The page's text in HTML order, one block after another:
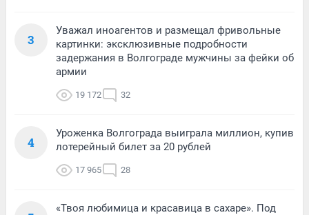
3
Уважал иноагентов и размещал фривольные
картинки: эксклюзивные подробности
задержания в Волгограде мужчины за фейки об
армии
19 172 32
4
Уроженка Волгограда выиграла миллион, купив
лотерейный билет за 20 рублей
17 965 28
«Твоя любимица и красавица в сахаре». Под